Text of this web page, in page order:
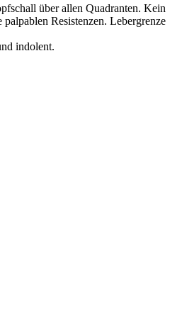
über allen Quadranten. Kein
Resistenzen. Lebergrenze
indolent.